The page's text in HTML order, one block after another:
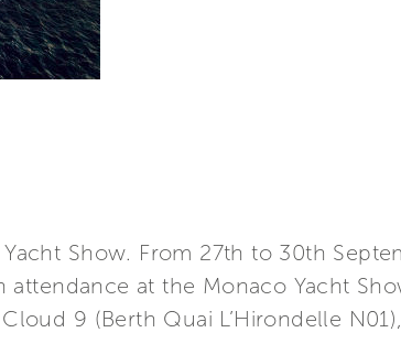
Show. From 27th to 30th
attendance at the Monaco Yacht
9 (Berth Quai L’Hirondelle